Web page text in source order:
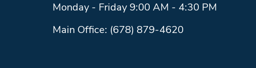
Monday - Friday 9:00 AM - 4:30 PM
Main Office: (678) 879-4620